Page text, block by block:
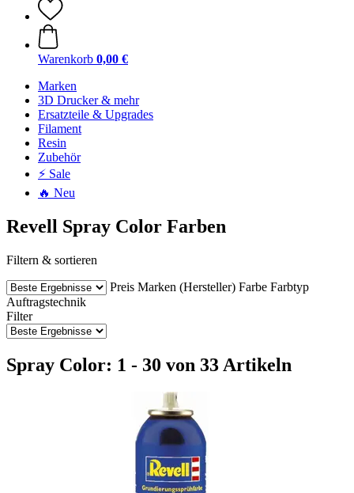
Warenkorb 0,00 €
Marken
3D Drucker & mehr
Ersatzteile & Upgrades
Filament
Resin
Zubehör
⚡ Sale
🔥 Neu
Revell Spray Color Farben
Filtern & sortieren
Preis Marken (Hersteller) Farbe Farbtyp
Auftragstechnik
Filter
Spray Color: 1 - 30 von 33 Artikeln